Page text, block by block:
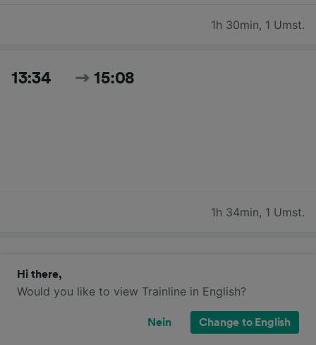
1h 30min, 1 Umst.
13:34 15:08
1h 34min, 1 Umst.
13:58
Hi there,
Would you like to view Trainline in English?
Nein Change to English